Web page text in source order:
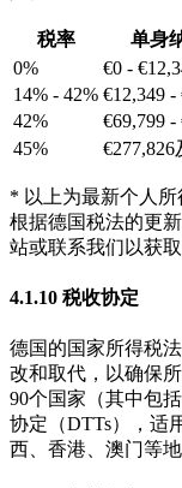
税率 单身
0%
€0 -
14% - 42% €12,349 -
42%
€69,799 -
45%
€277,826
* 以上为最新个人
根据德国税法的更
站或联系我们以获取
4.1.10 税收协定
德国的国家所得税
改和取代，以确保
90个国家（其中包
协定（DTTs），适
西、香港、澳门等